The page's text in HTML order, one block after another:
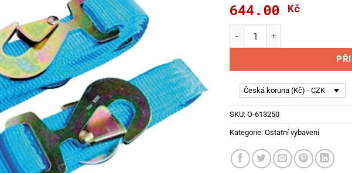
644.00 Kč
Tažné popruh REDSPEC
Česká koruna (Kč) - CZK
SKU: O-613250
Kategorie: Ostatní vybavení